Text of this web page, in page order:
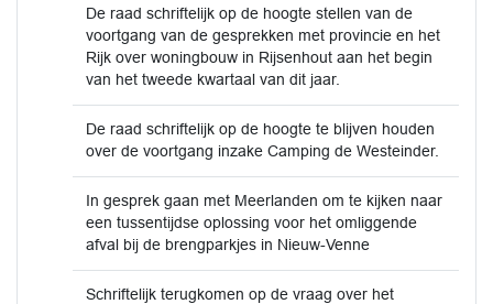
De raad schriftelijk op de hoogte stellen van de
voortgang van de gesprekken met provincie en het
Rijk over woningbouw in Rijsenhout aan het begin
van het tweede kwartaal van dit jaar.
De raad schriftelijk op de hoogte te blijven houden
over de voortgang inzake Camping de Westeinder.
In gesprek gaan met Meerlanden om te kijken naar
een tussentijdse oplossing voor het omliggende
afval bij de brengparkjes in Nieuw-Venne
Schriftelijk terugkomen op de vraag over het